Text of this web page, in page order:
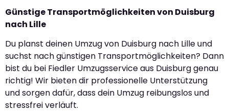
Günstige Transportmöglichkeiten von Duisburg
nach Lille
Du planst deinen Umzug von Duisburg nach Lille und
suchst nach günstigen Transportmöglichkeiten? Dann
bist du bei Fiedler Umzugsservice aus Duisburg genau
richtig! Wir bieten dir professionelle Unterstützung
und sorgen dafür, dass dein Umzug reibungslos und
stressfrei verläuft.